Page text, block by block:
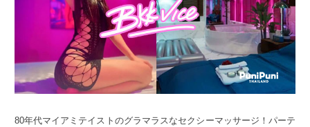
80年代マイアミテイストのグラマラスなセクシーマッサージ！パーテ